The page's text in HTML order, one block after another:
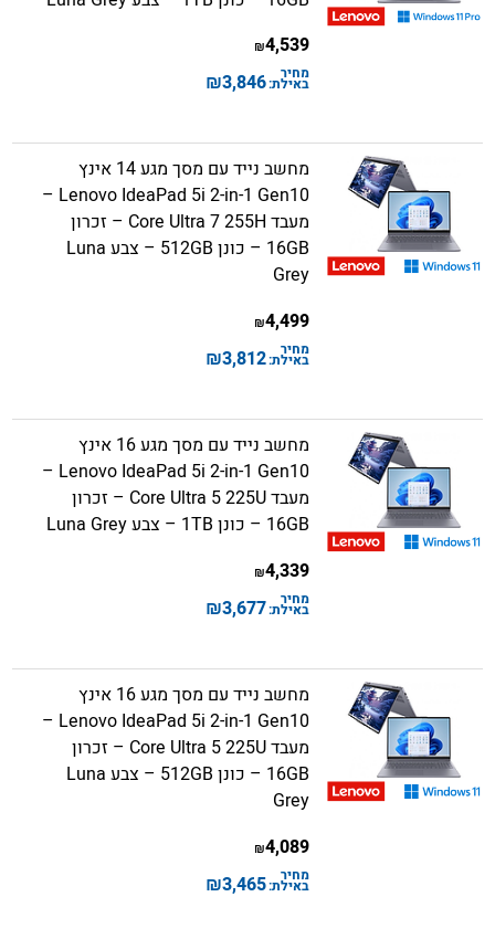
4,539
₪
מחיר
באילת:3,846
₪
מחשב נייד עם מסך מגע 14 אינץ
Lenovo IdeaPad 5i 2-in-1 Gen10 –
מעבד Core Ultra 7 255H – זכרון
16GB – כונן 512GB – צבע Luna
Grey
4,499
₪
מחיר
באילת:3,812
₪
מחשב נייד עם מסך מגע 16 אינץ
Lenovo IdeaPad 5i 2-in-1 Gen10 –
מעבד Core Ultra 5 225U – זכרון
16GB – כונן 1TB – צבע Luna Grey
4,339
₪
מחיר
באילת:3,677
₪
מחשב נייד עם מסך מגע 16 אינץ
Lenovo IdeaPad 5i 2-in-1 Gen10 –
מעבד Core Ultra 5 225U – זכרון
16GB – כונן 512GB – צבע Luna
Grey
4,089
₪
מחיר
באילת:3,465
₪